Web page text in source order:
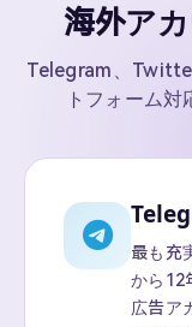
海外ア
Telegram、
トフォーム
最も充
から12
広告ア